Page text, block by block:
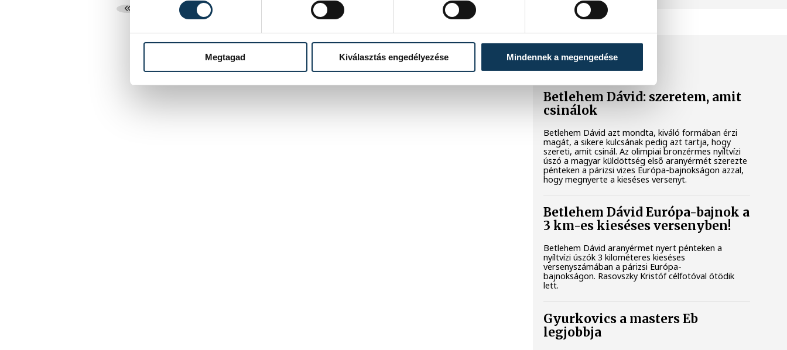
Megtagad Kiválasztás engedélyezése Mindennek a megengedése
5
Betlehem Dávid: szeretem, amit
csinálok
Betlehem Dávid azt mondta, kiváló formában érzi
magát, a sikere kulcsának pedig azt tartja, hogy
szereti, amit csinál. Az olimpiai bronzérmes nyíltvízi
úszó a magyar küldöttség első aranyérmét szerezte
pénteken a párizsi vizes Európa-bajnokságon azzal,
hogy megnyerte a kieséses versenyt.
Betlehem Dávid Európa-bajnok a
3 km-es kieséses versenyben!
Betlehem Dávid aranyérmet nyert pénteken a
nyíltvízi úszók 3 kilométeres kieséses
versenyszámában a párizsi Európa-
bajnokságon. Rasovszky Kristóf célfotóval ötödik
lett.
Gyurkovics a masters Eb
legjobbja